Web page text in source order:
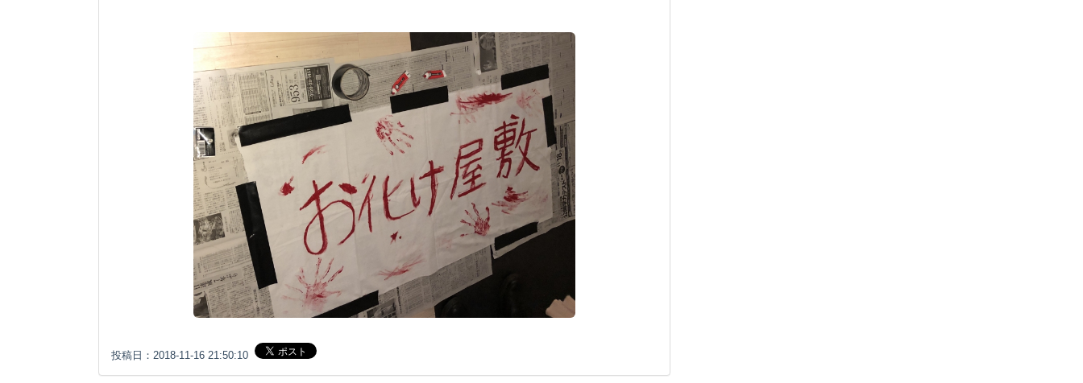
投稿日：2018-11-16 21:50:10